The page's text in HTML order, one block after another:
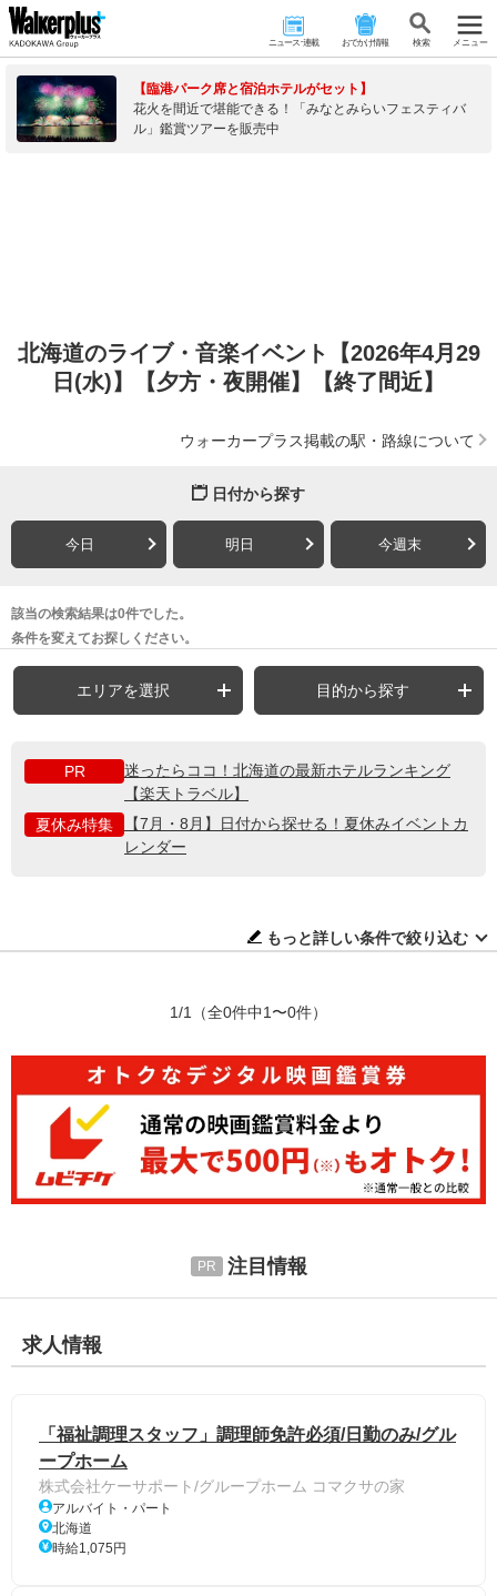
ニュース･連載 おでかけ情報 検 索 メニュー
【臨港パーク席と宿泊ホテルがセット】
花火を間近で堪能できる！「みなとみらいフェスティバ
ル」鑑賞ツアーを販売中
北海道のライブ・音楽イベント【2026年4月29
日(水)】【夕方・夜開催】【終了間近】
ウォーカープラス掲載の駅・路線について
日付から探す
今日 明日 今週末
該当の検索結果は0件でした。
条件を変えてお探しください。
エリアを選択 目的から探す
PR
迷ったらココ！北海道の最新ホテルランキング
【楽天トラベル】
夏休み特集
【7月・8月】日付から探せる！夏休みイベントカ
レンダー
もっと詳しい条件で絞り込む
1/1 （全0件中1〜0件）
注目情報
求人情報
「福祉調理スタッフ」調理師免許必須/日勤のみ/グル
ープホーム
株式会社ケーサポート/グループホーム コマクサの家
アルバイト・パート
北海道
時給1,075円